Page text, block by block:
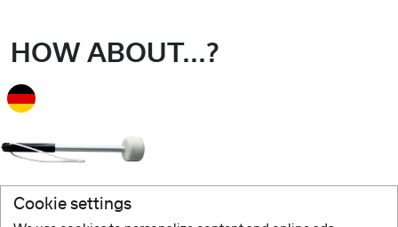
HOW ABOUT...?
Cookie settings